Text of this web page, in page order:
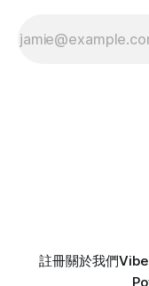
註冊關於我們